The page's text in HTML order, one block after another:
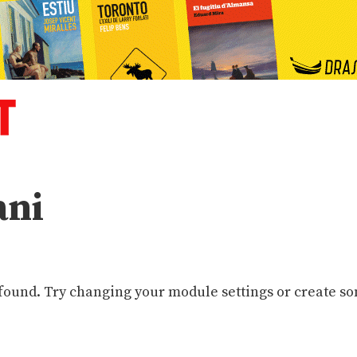
Try changing your module settings or create